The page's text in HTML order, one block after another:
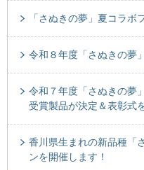
「さぬきの夢」夏コラボ
令和８年度「さぬきの夢
令和７年度「さぬきの夢
受賞製品が決定＆表彰式
香川県生まれの新品種「
ンを開催します！